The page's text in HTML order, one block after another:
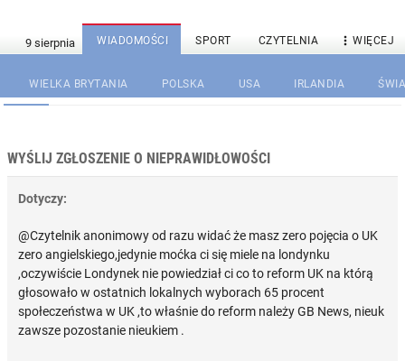
WIADOMOŚCI SPORT CZYTELNIA  WIĘCEJ
WIELKA BRYTANIA POLSKA USA IRLANDIA
WYŚLIJ ZGŁOSZENIE O NIEPRAWIDŁOWOŚCI
Dotyczy:
@Czytelnik anonimowy od razu widać że masz zero pojęcia o UK
zero angielskiego,jedynie moćka ci się miele na londynku
,oczywiście Londynek nie powiedział ci co to reform UK na którą
głosowało w ostatnich lokalnych wyborach 65 procent
społeczeństwa w UK ,to właśnie do reform należy GB News, nieuk
zawsze pozostanie nieukiem .